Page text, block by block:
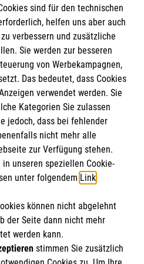
einer Fachgesellschaft,
Weiterbildungen,
etc. ein. Mehr
findet manhier.
sind für den technischen
helfen uns aber auch
verbessern und zusätzliche
Sie werden zur besseren
von Werbekampagnen,
Das bedeutet, dass Cookies
verwendet werden. Sie
Kategorien Sie zulassen
jedoch, dass bei fehlender
nicht mehr alle
zur Verfügung stehen.
unseren speziellen Cookie-
unter folgendem Link.
können nicht abgelehnt
der Seite dann nicht mehr
werden kann.
stimmen Sie zusätzlich